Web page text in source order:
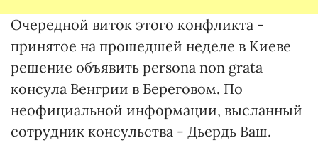
Очередной виток этого конфликта -
принятое на прошедшей неделе в Киеве
решение объявить persona non grata
консула Венгрии в Береговом. По
неофициальной информации, высланный
сотрудник консульства - Дьердь Ваш.